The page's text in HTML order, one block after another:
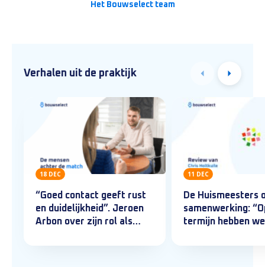
Het Bouwselect team
Verhalen uit de praktijk
18 DEC
“Goed contact geeft rust
en duidelijkheid”. Jeroen
Arbon over zijn rol als
11 DEC
De Huismeesters
samenwerking:
termijn hebben